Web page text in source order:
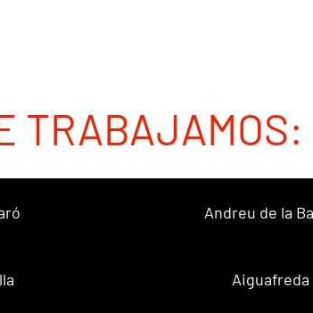
TRABAJAMOS:
Andreu de la
Aiguafreda